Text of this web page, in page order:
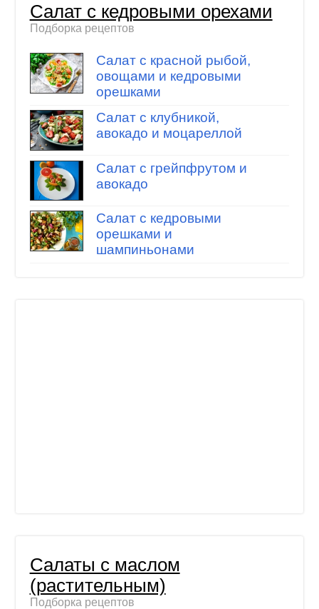
Салат с кедровыми орехами
Подборка рецептов
Салат с красной рыбой,
овощами и кедровыми
орешками
Салат с клубникой,
авокадо и моцареллой
Салат с грейпфрутом и
авокадо
Салат с кедровыми
орешками и
шампиньонами
Салаты с маслом
(растительным)
Подборка рецептов